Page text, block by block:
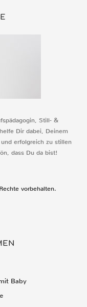
Still- &
Dir dabei, Deinem
erfolgreich zu stillen
dass Du da bist!
vorbehalten.
Baby